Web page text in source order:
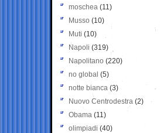
moschea (11)
Musso (10)
Muti (10)
Napoli (319)
Napolitano (220)
no global (5)
notte bianca (3)
Nuovo Centrodestra (2)
Obama (11)
olimpiadi (40)